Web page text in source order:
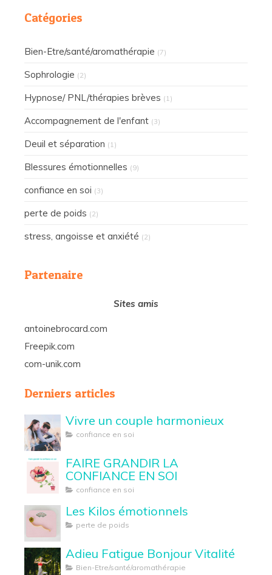
Catégories
Bien-Etre/santé/aromathérapie (7)
Sophrologie (2)
Hypnose/ PNL/thérapies brèves (1)
Accompagnement de l'enfant (3)
Deuil et séparation (1)
Blessures émotionnelles (9)
confiance en soi (3)
perte de poids (2)
stress, angoisse et anxiété (2)
Partenaire
Sites amis
antoinebrocard.com
Freepik.com
com-unik.com
Derniers articles
Vivre un couple harmonieux
confiance en soi
FAIRE GRANDIR LA
CONFIANCE EN SOI
confiance en soi
Les Kilos émotionnels
perte de poids
Adieu Fatigue Bonjour Vitalité
Bien-Etre/santé/aromathérapie